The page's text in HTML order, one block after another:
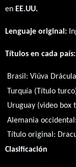
en EE.UU.
Lenguaje original:
Títulos en cada país:
Brasil:Viúva Drácula
Turquía (Título
Uruguay (video box
Alemania occidental:
Título original:
Clasificación